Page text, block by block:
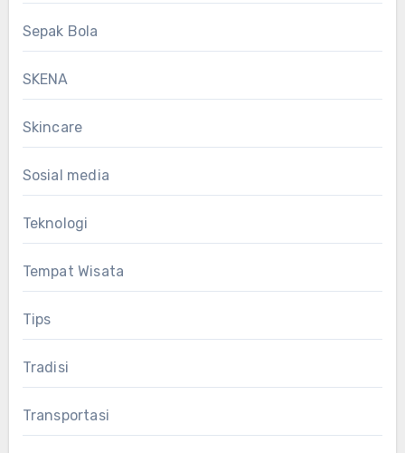
Sepak Bola
SKENA
Skincare
Sosial media
Teknologi
Tempat Wisata
Tips
Tradisi
Transportasi